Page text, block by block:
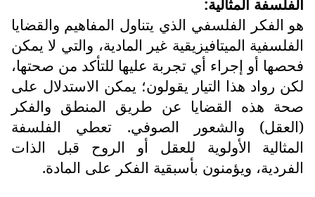
الفلسفة المثالية:
هو الفكر الفلسفي الذي يتناول المفاهيم والقضايا
الفلسفية الميتافيزيقية غير المادية، والتي لا يمكن
فحصها أو إجراء أي تجربة عليها للتأكد من صحتها،
لكن رواد هذا التيار يقولون؛ يمكن الاستدلال على
صحة هذه القضايا عن طريق المنطق والفكر
(العقل) والشعور الصوفي. تعطي الفلسفة
المثالية الأولوية للعقل أو الروح قبل الذات
الفردية، ويؤمنون بأسبقية الفكر على المادة.